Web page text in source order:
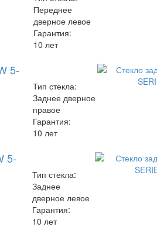
Переднее
дверное левое
Гарантия:
10 лет
5-
Тип стекла:
Заднее дверное
правое
Гарантия:
10 лет
5-
Тип стекла:
Заднее
дверное левое
Гарантия:
10 лет